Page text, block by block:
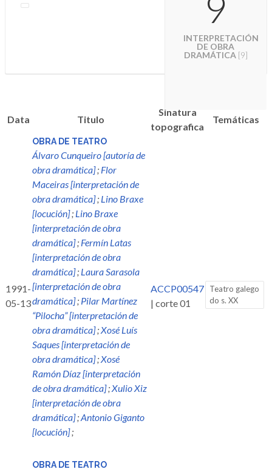
INTERPRETACIÓN
DE OBRA
DRAMÁTICA[9]
Data Titulo
Sinatura
topografica
Temáticas
1991-
05-13
OBRA DE TEATRO
Álvaro Cunqueiro [autoría de
obra dramática]; Flor
Maceiras [interpretación de
obra dramática]; Lino Braxe
[locución]; Lino Braxe
[interpretación de obra
dramática]; Fermín Latas
[interpretación de obra
dramática]; Laura Sarasola
[interpretación de obra
dramática]; Pilar Martínez
“Pilocha” [interpretación de
obra dramática];Xosé Luís
Saques [interpretación de
obra dramática];Xosé
Ramón Díaz [interpretación
de obra dramática];Xulio Xiz
[interpretación de obra
dramática];Antonio Giganto
[locución];
ACCP00547
| corte 01
Teatro galego
do s. XX
OBRA DE TEATRO